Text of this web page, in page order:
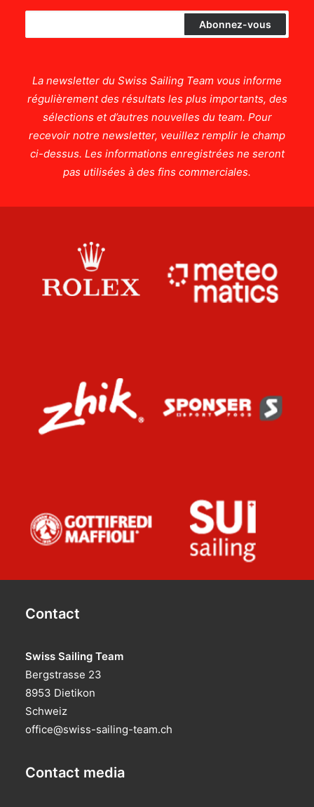
La newsletter du Swiss Sailing Team vous informe
régulièrement des résultats les plus importants, des
sélections et d’autres nouvelles du team. Pour
recevoir notre newsletter, veuillez remplir le champ
ci-dessus. Les informations enregistrées ne seront
pas utilisées à des fins commerciales.
Contact
Swiss Sailing Team
Bergstrasse 23
8953 Dietikon
Schweiz
office@swiss-sailing-team.ch
Contact media